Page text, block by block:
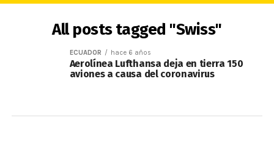
All posts tagged "Swiss"
ECUADOR hace 6 años
Aerolínea Lufthansa deja en tierra 150
aviones a causa del coronavirus